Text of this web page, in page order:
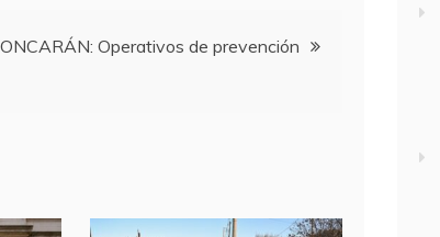
Operativos de prevención